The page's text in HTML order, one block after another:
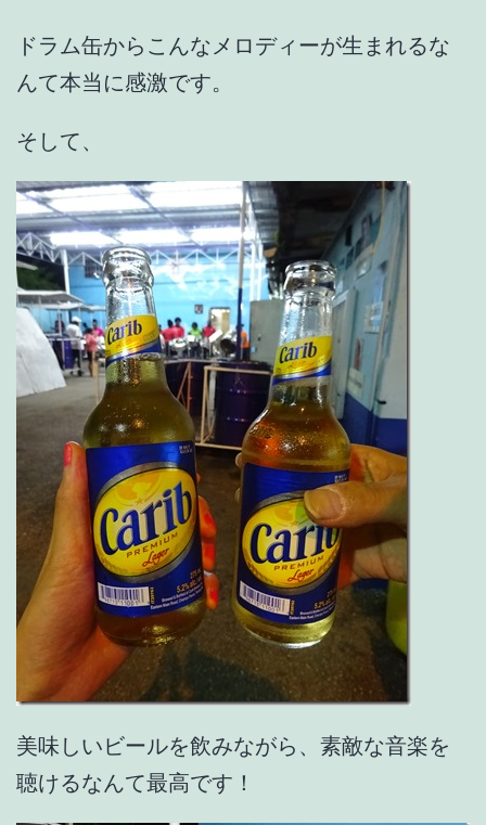
ドラム缶からこんなメロディーが生まれるな
んて本当に感激です。
そして、
美味しいビールを飲みながら、素敵な音楽を
聴けるなんて最高です！